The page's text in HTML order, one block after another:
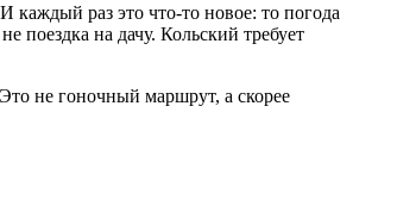
каждый раз это что-то новое: то погода
поездка на дачу. Кольский требует
не гоночный маршрут, а скорее